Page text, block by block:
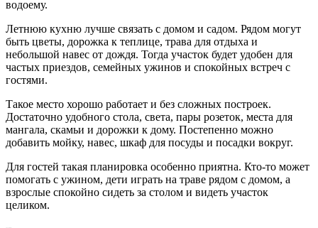
водоему.
Летнюю кухню лучше связать с домом и садом. Рядом могут
быть цветы, дорожка к теплице, трава для отдыха и
небольшой навес от дождя. Тогда участок будет удобен для
частых приездов, семейных ужинов и спокойных встреч с
гостями.
Такое место хорошо работает и без сложных построек.
Достаточно удобного стола, света, пары розеток, места для
мангала, скамьи и дорожки к дому. Постепенно можно
добавить мойку, навес, шкаф для посуды и посадки вокруг.
Для гостей такая планировка особенно приятна. Кто-то может
помогать с ужином, дети играть на траве рядом с домом, а
взрослые спокойно сидеть за столом и видеть участок
целиком.